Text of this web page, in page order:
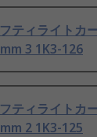
ティライトカ
3 1K3-126
ティライトカ
2 1K3-125